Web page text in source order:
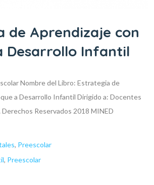
de Aprendizaje con
Desarrollo Infantil
Nombre del Libro: Estrategia de
a Desarrollo Infantil Dirigido a: Docentes
Derechos Reservados 2018 MINED
, Preescolar
, Preescolar